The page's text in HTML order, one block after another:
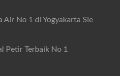
Air No 1 di Yogyakarta Sle
Petir Terbaik No 1